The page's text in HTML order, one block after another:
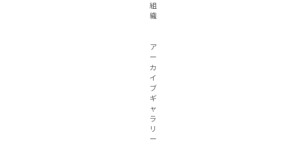
組
織
ア
ー
カ
イ
ブ
ギ
ャ
ラ
リ
ー